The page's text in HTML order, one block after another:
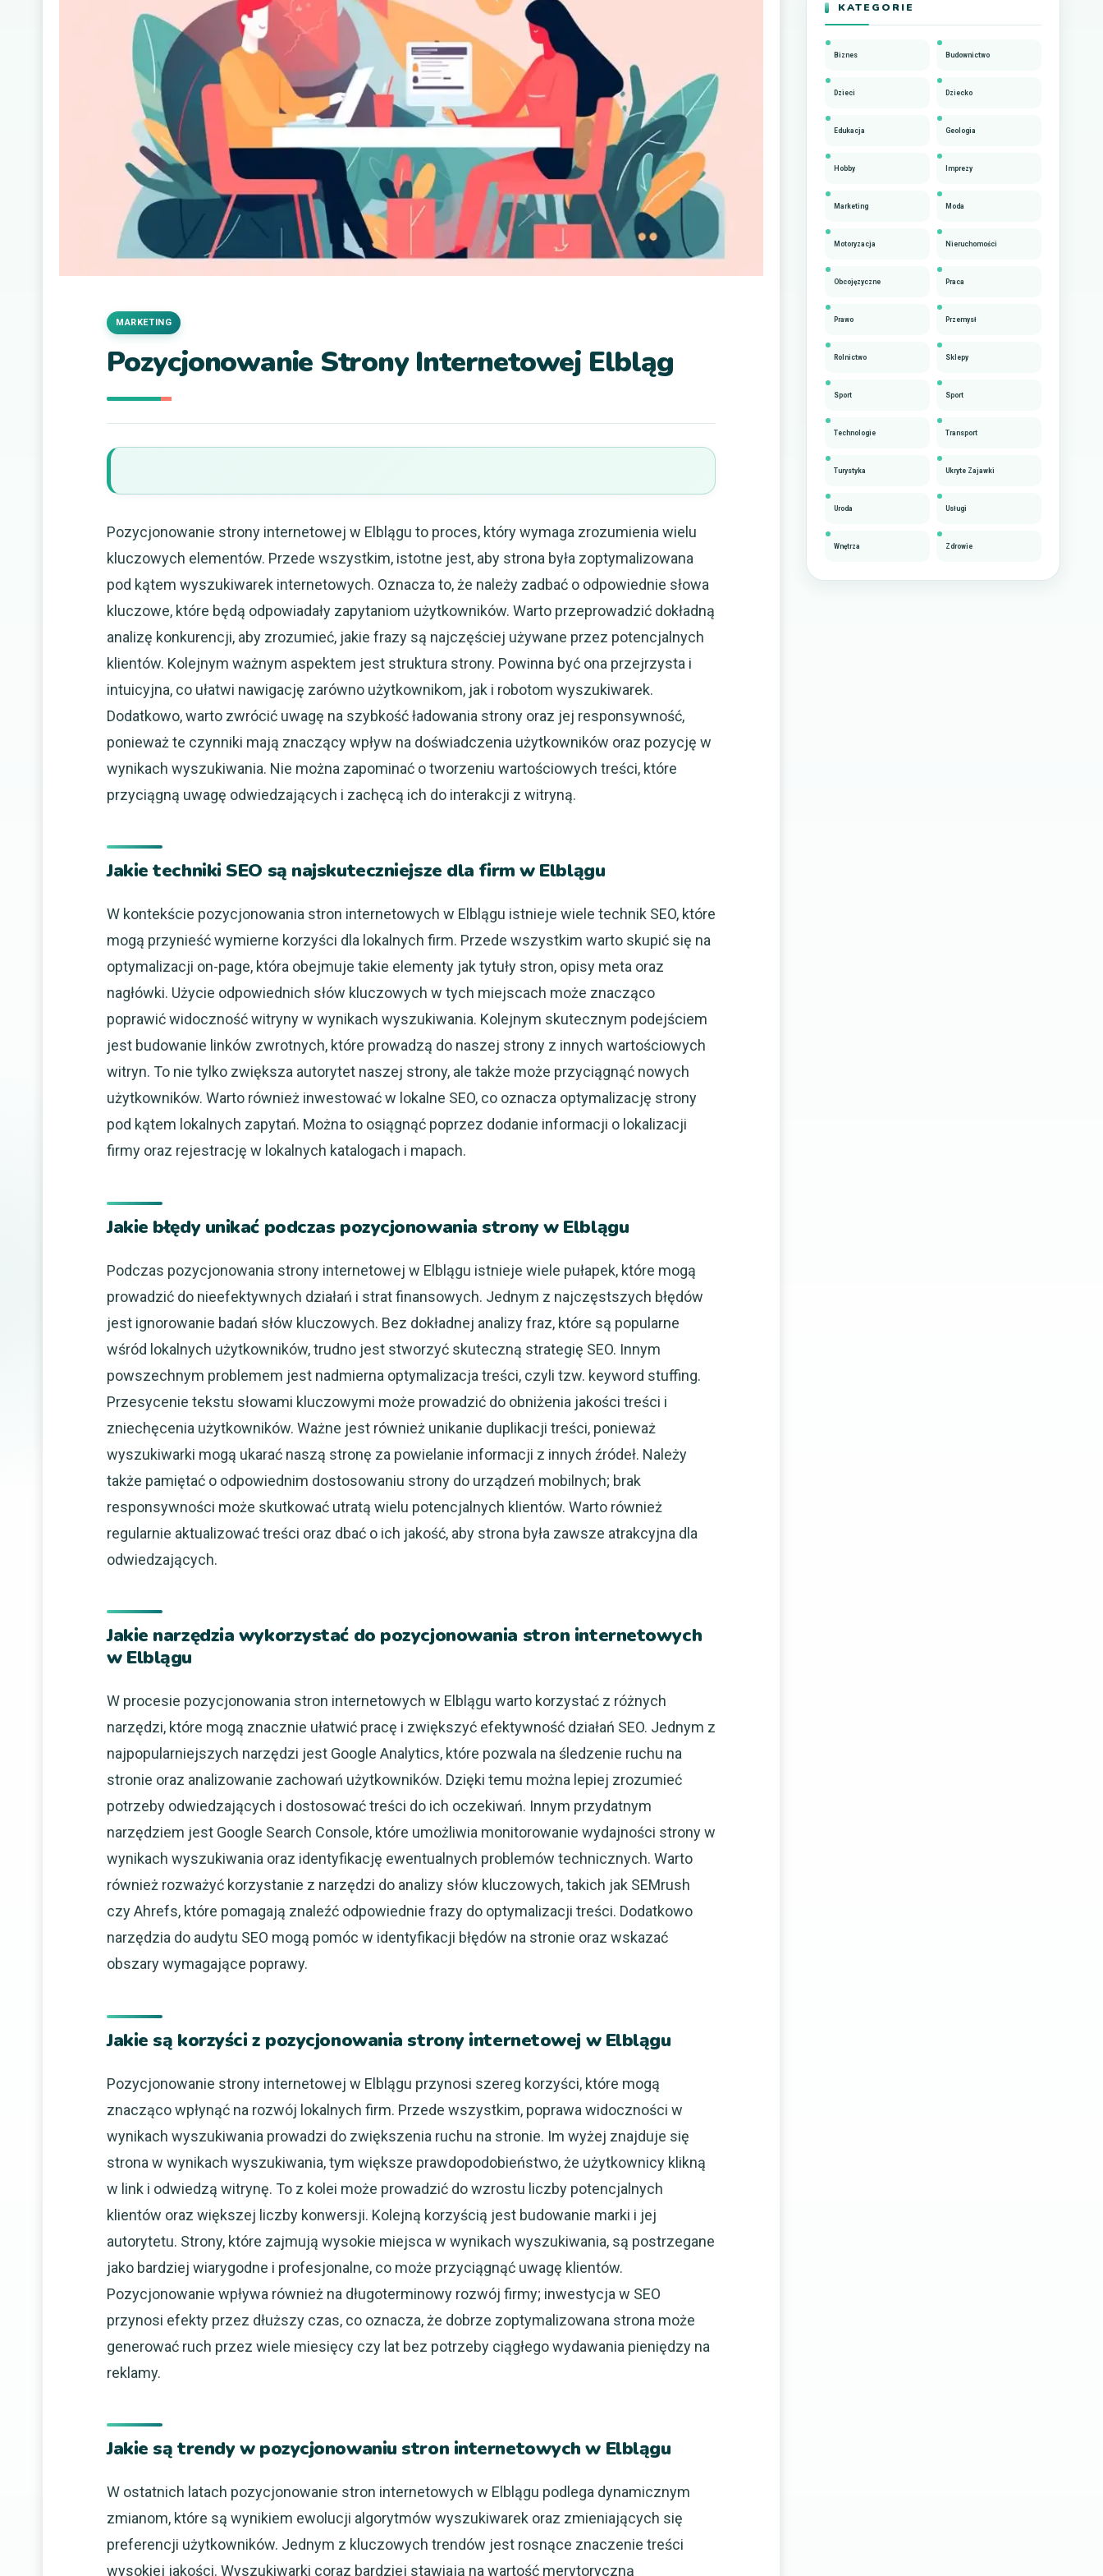
Pozycjonowanie Strony Internetowej Elbląg
MARKETING
Pozycjonowanie strony internetowej w Elblągu to proces, który wymaga zrozumienia wielu
kluczowych elementów. Przede wszystkim, istotne jest, aby strona była zoptymalizowana
pod kątem wyszukiwarek internetowych. Oznacza to, że należy zadbać o odpowiednie słowa
kluczowe, które będą odpowiadały zapytaniom użytkowników. Warto przeprowadzić dokładną
analizę konkurencji, aby zrozumieć, jakie frazy są najczęściej używane przez potencjalnych
klientów. Kolejnym ważnym aspektem jest struktura strony. Powinna być ona przejrzysta i
intuicyjna, co ułatwi nawigację zarówno użytkownikom, jak i robotom wyszukiwarek.
Dodatkowo, warto zwrócić uwagę na szybkość ładowania strony oraz jej responsywność,
ponieważ te czynniki mają znaczący wpływ na doświadczenia użytkowników oraz pozycję w
wynikach wyszukiwania. Nie można zapominać o tworzeniu wartościowych treści, które
przyciągną uwagę odwiedzających i zachęcą ich do interakcji z witryną.
Jakie techniki SEO są najskuteczniejsze dla firm w Elblągu
W kontekście pozycjonowania stron internetowych w Elblągu istnieje wiele technik SEO, które
mogą przynieść wymierne korzyści dla lokalnych firm. Przede wszystkim warto skupić się na
optymalizacji on-page, która obejmuje takie elementy jak tytuły stron, opisy meta oraz
nagłówki. Użycie odpowiednich słów kluczowych w tych miejscach może znacząco
poprawić widoczność witryny w wynikach wyszukiwania. Kolejnym skutecznym podejściem
jest budowanie linków zwrotnych, które prowadzą do naszej strony z innych wartościowych
witryn. To nie tylko zwiększa autorytet naszej strony, ale także może przyciągnąć nowych
użytkowników. Warto również inwestować w lokalne SEO, co oznacza optymalizację strony
pod kątem lokalnych zapytań. Można to osiągnąć poprzez dodanie informacji o lokalizacji
firmy oraz rejestrację w lokalnych katalogach i mapach.
Jakie błędy unikać podczas pozycjonowania strony w Elblągu
Podczas pozycjonowania strony internetowej w Elblągu istnieje wiele pułapek, które mogą
prowadzić do nieefektywnych działań i strat finansowych. Jednym z najczęstszych błędów
jest ignorowanie badań słów kluczowych. Bez dokładnej analizy fraz, które są popularne
wśród lokalnych użytkowników, trudno jest stworzyć skuteczną strategię SEO. Innym
powszechnym problemem jest nadmierna optymalizacja treści, czyli tzw. keyword stuffing.
Przesycenie tekstu słowami kluczowymi może prowadzić do obniżenia jakości treści i
zniechęcenia użytkowników. Ważne jest również unikanie duplikacji treści, ponieważ
wyszukiwarki mogą ukarać naszą stronę za powielanie informacji z innych źródeł. Należy
także pamiętać o odpowiednim dostosowaniu strony do urządzeń mobilnych; brak
responsywności może skutkować utratą wielu potencjalnych klientów. Warto również
regularnie aktualizować treści oraz dbać o ich jakość, aby strona była zawsze atrakcyjna dla
odwiedzających.
Jakie narzędzia wykorzystać do pozycjonowania stron internetowych
w Elblągu
W procesie pozycjonowania stron internetowych w Elblągu warto korzystać z różnych
narzędzi, które mogą znacznie ułatwić pracę i zwiększyć efektywność działań SEO. Jednym z
najpopularniejszych narzędzi jest Google Analytics, które pozwala na śledzenie ruchu na
stronie oraz analizowanie zachowań użytkowników. Dzięki temu można lepiej zrozumieć
potrzeby odwiedzających i dostosować treści do ich oczekiwań. Innym przydatnym
narzędziem jest Google Search Console, które umożliwia monitorowanie wydajności strony w
wynikach wyszukiwania oraz identyfikację ewentualnych problemów technicznych. Warto
również rozważyć korzystanie z narzędzi do analizy słów kluczowych, takich jak SEMrush
czy Ahrefs, które pomagają znaleźć odpowiednie frazy do optymalizacji treści. Dodatkowo
narzędzia do audytu SEO mogą pomóc w identyfikacji błędów na stronie oraz wskazać
obszary wymagające poprawy.
Jakie są korzyści z pozycjonowania strony internetowej w Elblągu
Pozycjonowanie strony internetowej w Elblągu przynosi szereg korzyści, które mogą
znacząco wpłynąć na rozwój lokalnych firm. Przede wszystkim, poprawa widoczności w
wynikach wyszukiwania prowadzi do zwiększenia ruchu na stronie. Im wyżej znajduje się
strona w wynikach wyszukiwania, tym większe prawdopodobieństwo, że użytkownicy klikną
w link i odwiedzą witrynę. To z kolei może prowadzić do wzrostu liczby potencjalnych
klientów oraz większej liczby konwersji. Kolejną korzyścią jest budowanie marki i jej
autorytetu. Strony, które zajmują wysokie miejsca w wynikach wyszukiwania, są postrzegane
jako bardziej wiarygodne i profesjonalne, co może przyciągnąć uwagę klientów.
Pozycjonowanie wpływa również na długoterminowy rozwój firmy; inwestycja w SEO
przynosi efekty przez dłuższy czas, co oznacza, że dobrze zoptymalizowana strona może
generować ruch przez wiele miesięcy czy lat bez potrzeby ciągłego wydawania pieniędzy na
reklamy.
Jakie są trendy w pozycjonowaniu stron internetowych w Elblągu
W ostatnich latach pozycjonowanie stron internetowych w Elblągu podlega dynamicznym
zmianom, które są wynikiem ewolucji algorytmów wyszukiwarek oraz zmieniających się
preferencji użytkowników. Jednym z kluczowych trendów jest rosnące znaczenie treści
wysokiej jakości. Wyszukiwarki coraz bardziej stawiają na wartość merytoryczną
KATEGORIE
Biznes Budownictwo
Dzieci Dziecko
Edukacja Geologia
Hobby Imprezy
Marketing Moda
Motoryzacja Nieruchomości
Obcojęzyczne Praca
Prawo Przemysł
Rolnictwo Sklepy
Sport Sport
Technologie Transport
Turystyka Ukryte Zajawki
Uroda Usługi
Wnętrza Zdrowie